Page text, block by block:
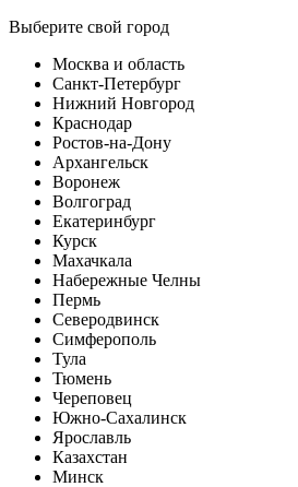
Выберите свой город
Москва и область
Санкт-Петербург
Нижний Новгород
Краснодар
Ростов-на-Дону
Архангельск
Воронеж
Волгоград
Екатеринбург
Курск
Махачкала
Набережные Челны
Пермь
Северодвинск
Симферополь
Тула
Тюмень
Череповец
Южно-Сахалинск
Ярославль
Казахстан
Минск